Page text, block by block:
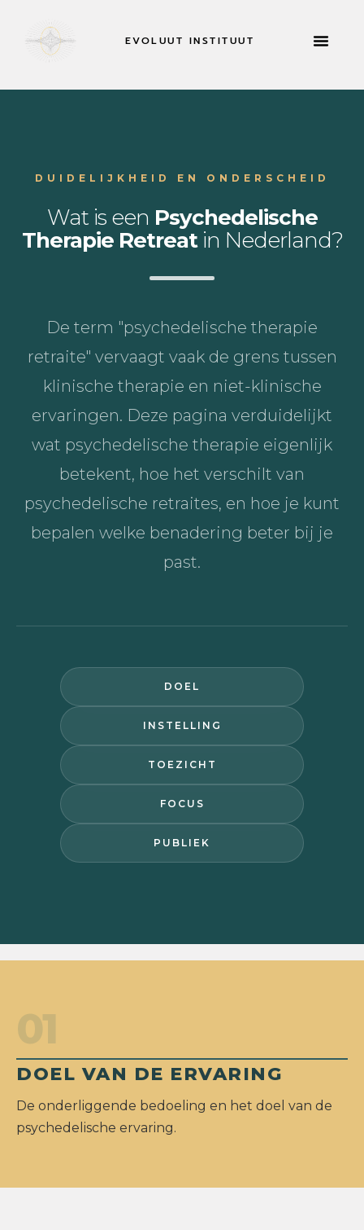
EVOLUUT INSTITUUT
DUIDELIJKHEID EN ONDERSCHEID
Wat is een Psychedelische
Therapie Retreat in Nederland?
De term "psychedelische therapie
retraite" vervaagt vaak de grens tussen
klinische therapie en niet-klinische
ervaringen. Deze pagina verduidelijkt
wat psychedelische therapie eigenlijk
betekent, hoe het verschilt van
psychedelische retraites, en hoe je kunt
bepalen welke benadering beter bij je
past.
DOEL
INSTELLING
TOEZICHT
FOCUS
PUBLIEK
01
DOEL VAN DE ERVARING
De onderliggende bedoeling en het doel van de
psychedelische ervaring.